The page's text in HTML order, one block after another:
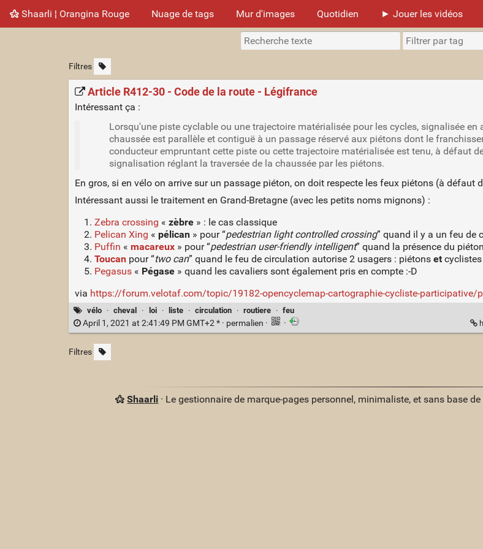
Shaarli ¦ Orangina Rouge Nuage de tags Mur d'images Quotidien ► Jouer les vidéos
Filtres
Article R412-30 - Code de la route - Légifrance
Intéressant ça :
Lorsqu'une piste cyclable ou une trajectoire matérialisée pour les cycles, signalisée
chaussée est parallèle et contiguë à un passage réservé aux piétons dont le
conducteur empruntant cette piste ou cette trajectoire matérialisée est tenu, à défaut
signalisation réglant la traversée de la chaussée par les piétons.
En gros, si en vélo on arrive sur un passage piéton, on doit respecte les feux piétons (à défaut
Intéressant aussi le traitement en Grand-Bretagne (avec les petits noms mignons) :
Zebra crossing « zèbre» : le cas classique
Pelican Xing « pélican» pour “pedestrian light controlled crossing” quand il y a un feu de
Puffin « macareux» pour “pedestrian user-friendly intelligent” quand la présence du
Toucanpour “two can” quand le feu de circulation autorise 2 usagers : piétons etcyclistes
Pegasus« Pégase» quand les cavaliers sont également pris en compte :-D
via https://forum.velotaf.com/topic/19182-opencyclemap-cartographie-cycliste-participative/
vélo · cheval · loi · liste · circulation · routiere · feu
April 1, 2021 at 2:41:49 PM GMT+2 * · permalien · ·
Filtres
Shaarli · Le gestionnaire de marque-pages personnel, minimaliste, et sans base